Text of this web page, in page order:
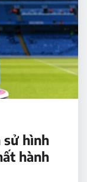
sử hình
hành